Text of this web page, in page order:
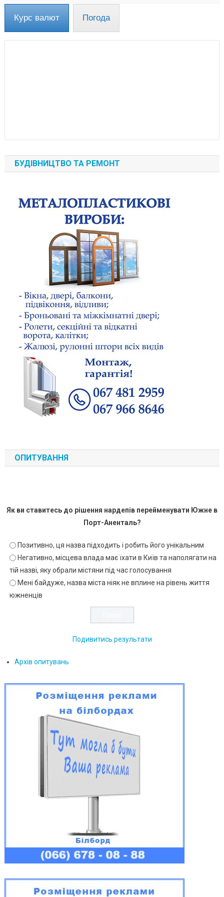
Курс валют Погода
БУДІВНИЦТВО ТА РЕМОНТ
ОПИТУВАННЯ
Як ви ставитесь до рішення нардепів перейменувати Южне в
Порт-Аненталь?
Позитивно, ця назва підходить і робить його унікальним
Негативно, місцева влада має їхати в Київ та наполягати на
тій назві, яку обрали містяни під час голосування
Мені байдуже, назва міста ніяк не вплине на рівень життя
южненців
Подивитись результати
Архів опитувань